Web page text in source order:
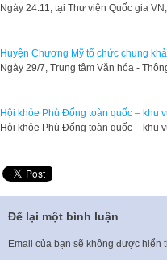
​Ngày 24.11, tại Thư viện Quốc gia
Huyện Chương Mỹ tổ chức chung
Ngày 29/7, Trung tâm Văn hóa -
Hội khỏe Phù Đổng toàn quốc – khu
Hội khỏe Phù Đổng toàn quốc – khu
Để lại một bình luận
Email của bạn sẽ không được hiển